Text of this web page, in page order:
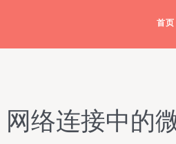
首页
络连接中的